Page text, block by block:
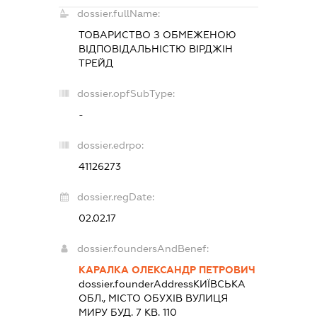
dossier.fullName:
ТОВАРИСТВО З ОБМЕЖЕНОЮ
ВІДПОВІДАЛЬНІСТЮ ВІРДЖІН
ТРЕЙД
dossier.opfSubType:
-
dossier.edrpo:
41126273
dossier.regDate:
02.02.17
dossier.foundersAndBenef:
КАРАЛКА ОЛЕКСАНДР ПЕТРОВИЧ
dossier.founderAddressКИЇВСЬКА
ОБЛ., МІСТО ОБУХІВ ВУЛИЦЯ
МИРУ БУД. 7 КВ. 110